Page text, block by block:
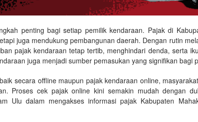
penting bagi setiap pemilik kendaraan. Pajak di
juga mendukung pembangunan daerah. Dengan rutin
pajak kendaraan tetap tertib, menghindari denda, serta
juga menjadi sumber pemasukan yang signifikan bagi
secara offline maupun pajak kendaraan online,
Proses cek pajak online kini semakin mudah dengan
Ulu dalam mengakses informasi pajak Kabupaten